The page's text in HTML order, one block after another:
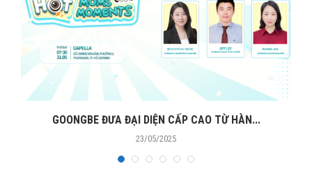
GOONGBE ĐƯA ĐẠI DIỆN CẤP CAO TỪ HÀN...
23/05/2025